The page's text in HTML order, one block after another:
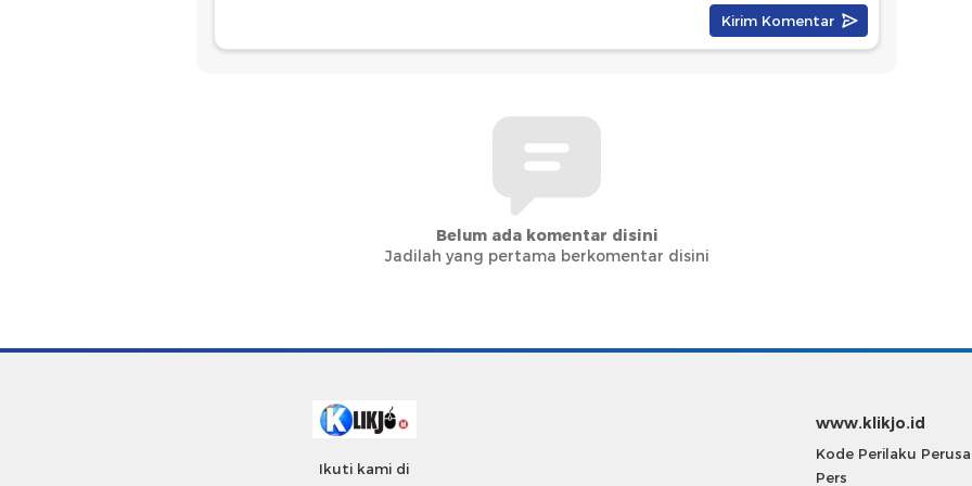
Belum ada komentar disini
Jadilah yang pertama berkomentar disini
Ikuti kami di
www.klikjo.id
Kode Perilaku
Pers